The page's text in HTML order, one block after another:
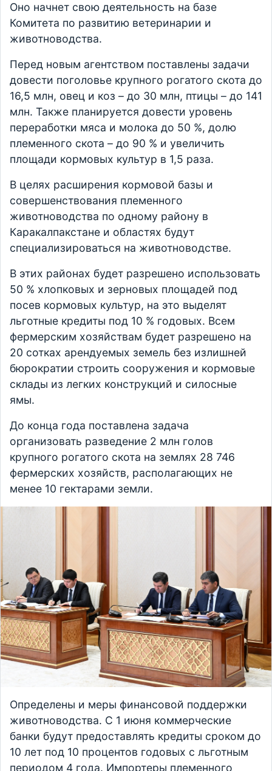
Оно начнет свою деятельность на базе
Комитета по развитию ветеринарии и
животноводства.
Перед новым агентством поставлены задачи
довести поголовье крупного рогатого скота до
16,5 млн, овец и коз – до 30 млн, птицы – до 141
млн. Также планируется довести уровень
переработки мяса и молока до 50 %, долю
племенного скота – до 90 % и увеличить
площади кормовых культур в 1,5 раза.
В целях расширения кормовой базы и
совершенствования племенного
животноводства по одному району в
Каракалпакстане и областях будут
специализироваться на животноводстве.
В этих районах будет разрешено использовать
50 % хлопковых и зерновых площадей под
посев кормовых культур, на это выделят
льготные кредиты под 10 % годовых. Всем
фермерским хозяйствам будет разрешено на
20 сотках арендуемых земель без излишней
бюрократии строить сооружения и кормовые
склады из легких конструкций и силосные
ямы.
До конца года поставлена задача
организовать разведение 2 млн голов
крупного рогатого скота на землях 28 746
фермерских хозяйств, располагающих не
менее 10 гектарами земли.
Определены и меры финансовой поддержки
животноводства. С 1 июня коммерческие
банки будут предоставлять кредиты сроком до
10 лет под 10 процентов годовых с льготным
периодом 4 года. Импортеры племенного